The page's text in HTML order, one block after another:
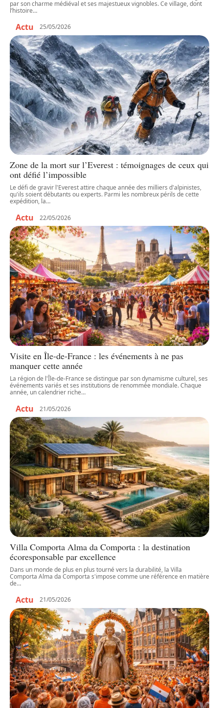
par son charme médiéval et ses majestueux vignobles. Ce village, dont
l’histoire…
Actu 25/05/2026
Zone de la mort sur l’Everest : témoignages de ceux qui
ont défié l’impossible
Le défi de gravir l'Everest attire chaque année des milliers d'alpinistes,
qu'ils soient débutants ou experts. Parmi les nombreux périls de cette
expédition, la…
Actu 22/05/2026
Visite en Île-de-France : les événements à ne pas
manquer cette année
La région de l'Île-de-France se distingue par son dynamisme culturel, ses
événements variés et ses institutions de renommée mondiale. Chaque
année, un calendrier riche…
Actu 21/05/2026
Villa Comporta Alma da Comporta : la destination
écoresponsable par excellence
Dans un monde de plus en plus tourné vers la durabilité, la Villa
Comporta Alma da Comporta s'impose comme une référence en matière
de…
Actu 21/05/2026